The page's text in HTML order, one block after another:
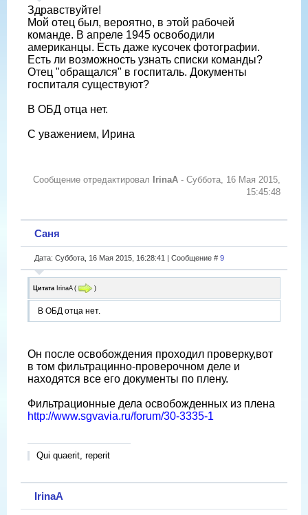
Здравствуйте!
Мой отец был, вероятно, в этой рабочей
команде. В апреле 1945 освободили
американцы. Есть даже кусочек фотографии.
Есть ли возможность узнать списки команды?
Отец "обращался" в госпиталь. Документы
госпиталя существуют?
В ОБД отца нет.
С уважением, Ирина
Сообщение отредактировал IrinaA - Суббота, 16 Мая 2015,
15:45:48
Саня
Дата: Суббота, 16 Мая 2015, 16:28:41 | Сообщение # 9
Цитата IrinaA( )
В ОБД отца нет.
Он после освобождения проходил проверку,вот
в том фильтрацинно-проверочном деле и
находятся все его документы по плену.
Фильтрационные дела освобожденных из плена
http://www.sgvavia.ru/forum/30-3335-1
Qui quaerit, reperit
IrinaA